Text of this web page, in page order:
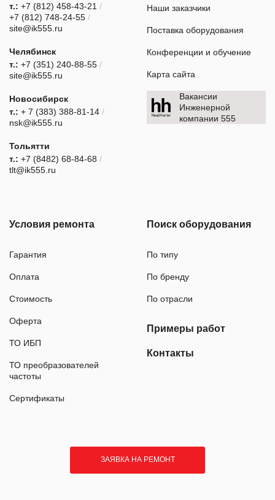
т.: +7 (812) 458-43-21 /
+7 (812) 748-24-55 /
site@ik555.ru
Челябинск
т.: +7 (351) 240-88-55 /
site@ik555.ru
Новосибирск
т.: + 7 (383) 388-81-14 /
nsk@ik555.ru
Тольятти
т.: +7 (8482) 68-84-68 /
tlt@ik555.ru
Наши заказчики
Поставка оборудования
Конференции и обучение
Карта сайта
Вакансии
Инженерной
компании 555
Условия ремонта
Гарантия
Оплата
Стоимость
Оферта
ТО ИБП
ТО преобразователей
частоты
Сертификаты
Поиск оборудования
По типу
По бренду
По отрасли
Примеры работ
Контакты
ЗАЯВКА НА РЕМОНТ